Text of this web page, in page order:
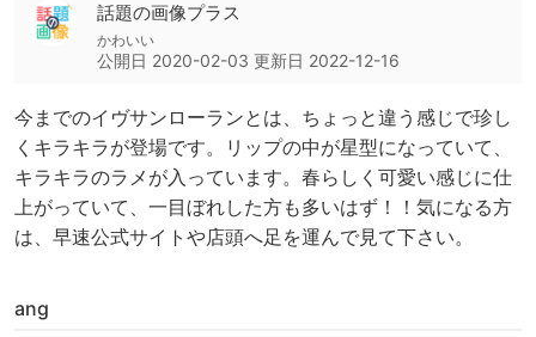
話題の画像プラス
かわいい
公開日 2020-02-03 更新日 2022-12-16
今までのイヴサンローランとは、ちょっと違う感じで珍し
くキラキラが登場です。リップの中が星型になっていて、
キラキラのラメが入っています。春らしく可愛い感じに仕
上がっていて、一目ぼれした方も多いはず！！気になる方
は、早速公式サイトや店頭へ足を運んで見て下さい。
ang